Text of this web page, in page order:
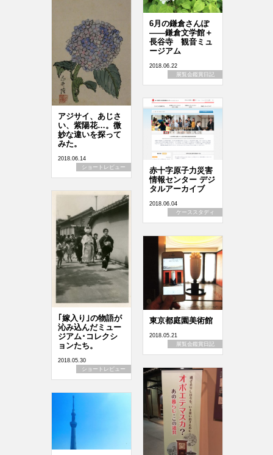
6月の鎌倉さんぽ
――鎌倉文学館＋
長谷寺 観音ミュ
ージアム
2018.06.22
展覧会鑑賞日記
アジサイ、あじさ
い、紫陽花…。微
妙な違いを探って
みた。
2018.06.14
ショートレビュー
赤十字原子力災害
情報センター デジ
タルアーカイブ
2018.06.04
ケーススタディ
｢嫁入り｣の物語が
沁み込んだミュー
ジアム･コレクシ
ョンたち。
2018.05.30
ショートレビュー
東京都庭園美術館
2018.05.21
展覧会鑑賞日記